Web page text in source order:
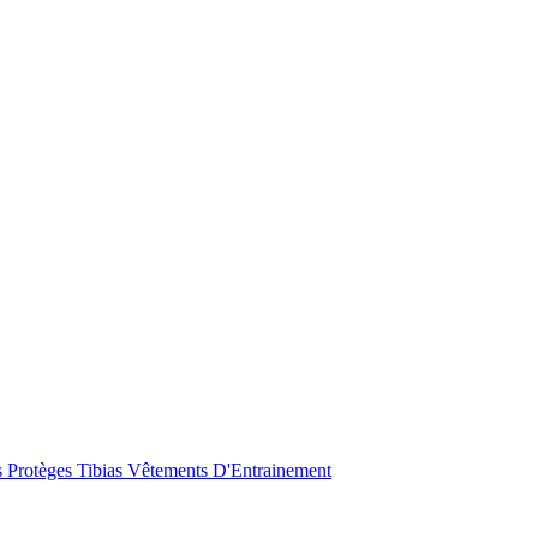
Protèges Tibias Vêtements D'Entrainement